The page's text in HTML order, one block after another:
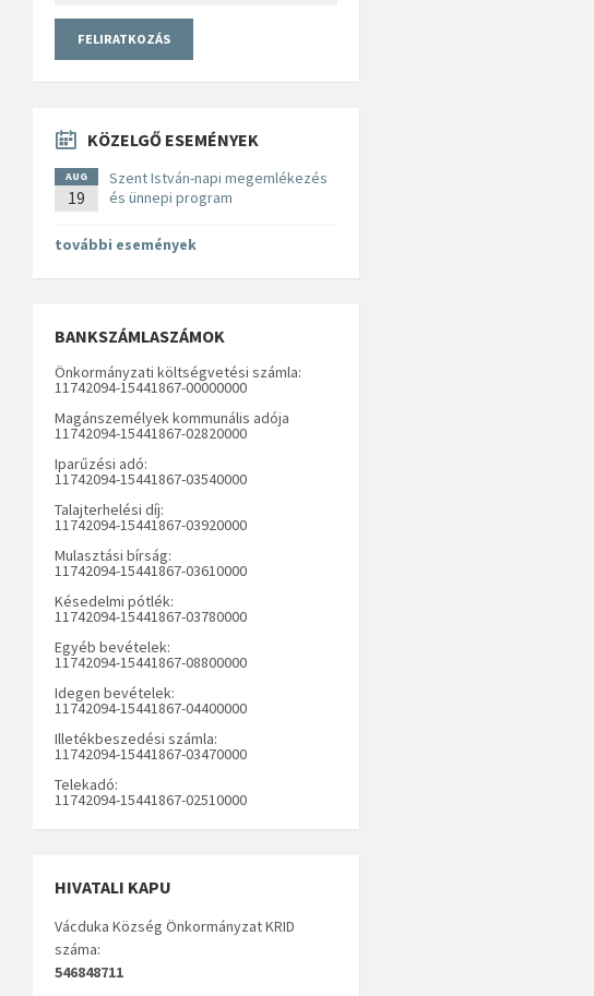
KÖZELGŐ ESEMÉNYEK
AUG
19
Szent István-napi megemlékezés
és ünnepi program
további események
BANKSZÁMLASZÁMOK
Önkormányzati költségvetési számla:
11742094-15441867-00000000
Magánszemélyek kommunális adója
11742094-15441867-02820000
Iparűzési adó:
11742094-15441867-03540000
Talajterhelési díj:
11742094-15441867-03920000
Mulasztási bírság:
11742094-15441867-03610000
Késedelmi pótlék:
11742094-15441867-03780000
Egyéb bevételek:
11742094-15441867-08800000
Idegen bevételek:
11742094-15441867-04400000
Illetékbeszedési számla:
11742094-15441867-03470000
Telekadó:
11742094-15441867-02510000
HIVATALI KAPU
Vácduka Község Önkormányzat KRID
száma:
546848711